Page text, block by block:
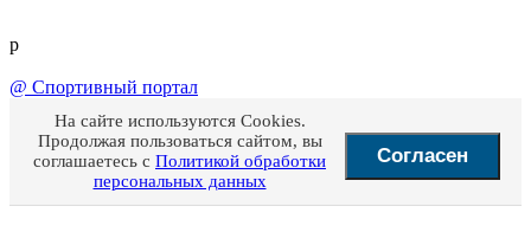
p
@ Спортивный портал
На сайте используются Cookies.
Продолжая пользоваться сайтом, вы
соглашаетесь с Политикой обработки
персональных данных
Согласен